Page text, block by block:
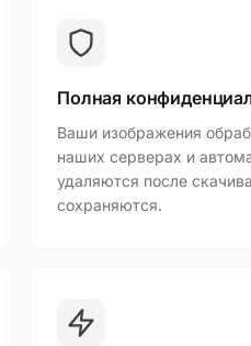
Полная
Ваши изображения
наших серверах и
удаляются после
сохраняются.